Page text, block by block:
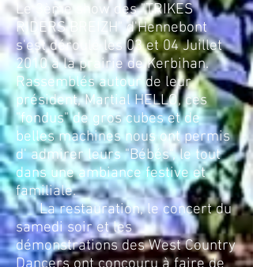
Le 3ème show des "TRIKES
RIDERS BREIZH" d'Hennebont
s'est déroulé les 03 et 04 Juillet
2010 à la prairie de Kerbihan.
Rassemblés autour de leur
président, Martial HELLO, ces
"fondus" de gros cubes et de
belles machines nous ont permis
d' admirer leurs "Bébés", le tout
dans une ambiance festive et
familiale.
La restauration, le concert du
samedi soir et les
démonstrations des West Country